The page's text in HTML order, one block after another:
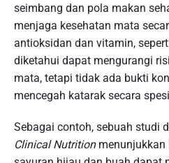
seimbang dan pola makan
menjaga kesehatan mata
antioksidan dan vitamin,
diketahui dapat mengurangi
mata, tetapi tidak ada bukti
mencegah katarak secara
Sebagai contoh, sebuah studi
Clinical Nutritionmenunjukkan